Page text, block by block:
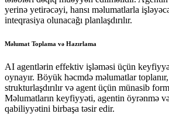
yerinə yetirəcəyi, hansı məlumatlarla
inteqrasiya olunacağı planlaşdırılır.
Məlumat Toplama və Hazırlama
AI agentlərin effektiv işləməsi üçün
oynayır. Böyük həcmdə məlumatlar
strukturlaşdırılır və agent üçün münasib
Məlumatların keyfiyyəti, agentin öyrənmə
qabiliyyətini birbaşa təsir edir.